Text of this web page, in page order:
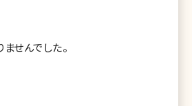
島
せんでした。